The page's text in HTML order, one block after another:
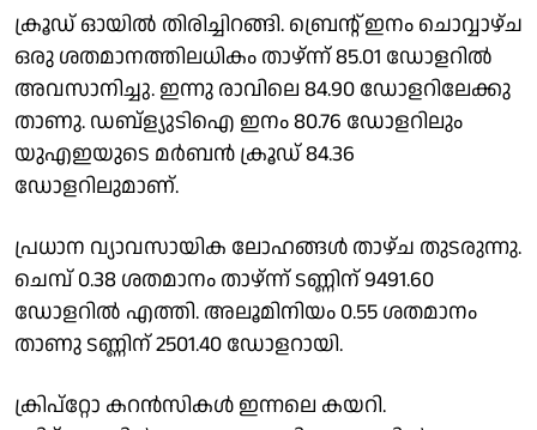
ക്രൂഡ് ഓയിൽ തിരിച്ചിറങ്ങി. ബ്രെൻ്റ് ഇനം ചാെവ്വാഴ്ച
ഒരു ശതമാനത്തിലധികം താഴ്ന്ന് 85.01 ഡോളറിൽ
അവസാനിച്ചു. ഇന്നു രാവിലെ 84.90 ഡോളറിലേക്കു
താണു. ഡബ്ള്യുടിഐ ഇനം 80.76 ഡോളറിലും
യുഎഇയുടെ മർബൻ ക്രൂഡ് 84.36
ഡോളറിലുമാണ്.
പ്രധാന വ്യാവസായിക ലോഹങ്ങൾ താഴ്ച തുടരുന്നു.
ചെമ്പ് 0.38 ശതമാനം താഴ്ന്ന് ടണ്ണിന് 9491.60
ഡോളറിൽ എത്തി. അലൂമിനിയം 0.55 ശതമാനം
താണു ടണ്ണിന് 2501.40 ഡോളറായി.
ക്രിപ്റ്റോ കറൻസികൾ ഇന്നലെ കയറി.